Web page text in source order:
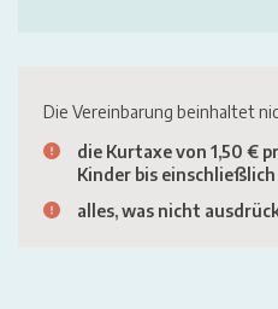
Die Vereinbarung beinhaltet
die Kurtaxe von 1,50 €
Kinder bis einschließlich
alles, was nicht